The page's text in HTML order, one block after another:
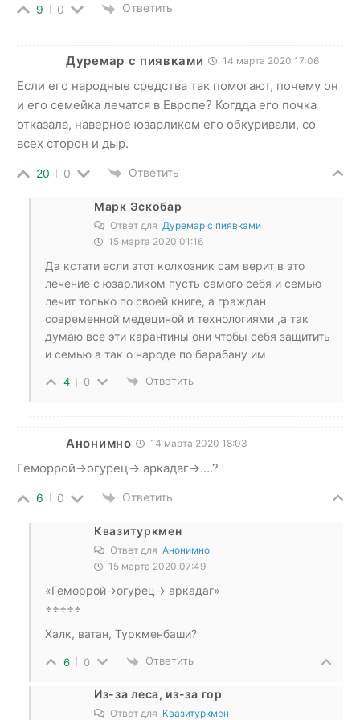
9 0 Ответить
Дуремар с пиявками 14 марта 2020 17:06
Если его народные средства так помогают, почему он
и его семейка лечатся в Европе? Когдда его почка
отказала, наверное юзарликом его обкуривали, со
всех сторон и дыр.
20 0 Ответить
Марк Эскобар
Ответ для Дуремар с пиявками
15 марта 2020 01:16
Да кстати если этот колхозник сам верит в это
лечение с юзарликом пусть самого себя и семью
лечит только по своей книге, а граждан
современной медециной и технологиями ,а так
думаю все эти карантины они чтобы себя защитить
и семью а так о народе по барабану им
4 0 Ответить
Анонимно 14 марта 2020 18:03
Геморрой->огурец-> аркадаг->….?
6 0 Ответить
Квазитуркмен
Ответ для Анонимно
15 марта 2020 07:49
«Геморрой->огурец-> аркадаг»
÷÷÷÷÷
Халк, ватан, Туркменбаши?
6 0 Ответить
Из-за леса, из-за гор
Ответ для Квазитуркмен